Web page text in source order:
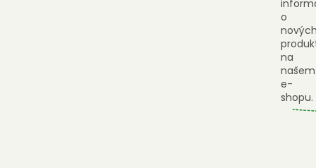
o
nových
na
našem
e-
shopu.